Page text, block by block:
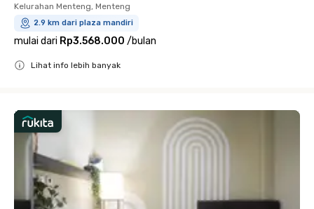
Kelurahan Menteng, Menteng
2.9 km dari plaza mandiri
mulai dari Rp3.568.000 /bulan
Lihat info lebih banyak